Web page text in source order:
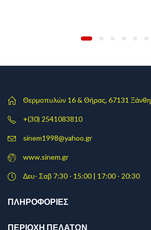
Θερμοπυλών 16 & Θήρας, 67131 Ξάνθη
+(30) 2541083810
sinem1998@yahoo.gr
www.sinem.gr
Δευ- Σαβ 7:30 - 15:00 | 17:00 - 20:30
ΠΛΗΡΟΦΟΡΊΕΣ
ΠΕΡΙΟΧΗ ΠΕΛΑΤΩΝ